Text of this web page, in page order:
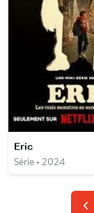
Eric
Série • 2024